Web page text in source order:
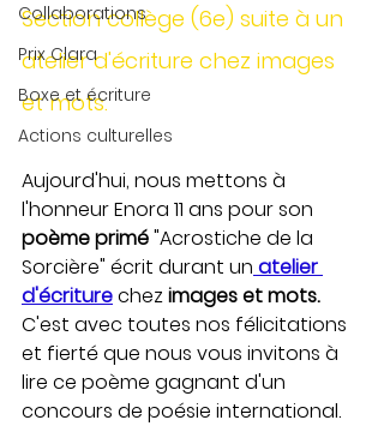
Collaborations
Prix Clara
Boxe et écriture
Actions culturelles
Section collège (6e) suite à un
atelier d'écriture chez images
et mots.
Aujourd'hui, nous mettons à
l'honneur Enora 11 ans pour son
poème primé "Acrostiche de la
Sorcière" écrit durant un atelier
d'écriture chez images et mots.
C'est avec toutes nos félicitations
et fierté que nous vous invitons à
lire ce poème gagnant d'un
concours de poésie international.